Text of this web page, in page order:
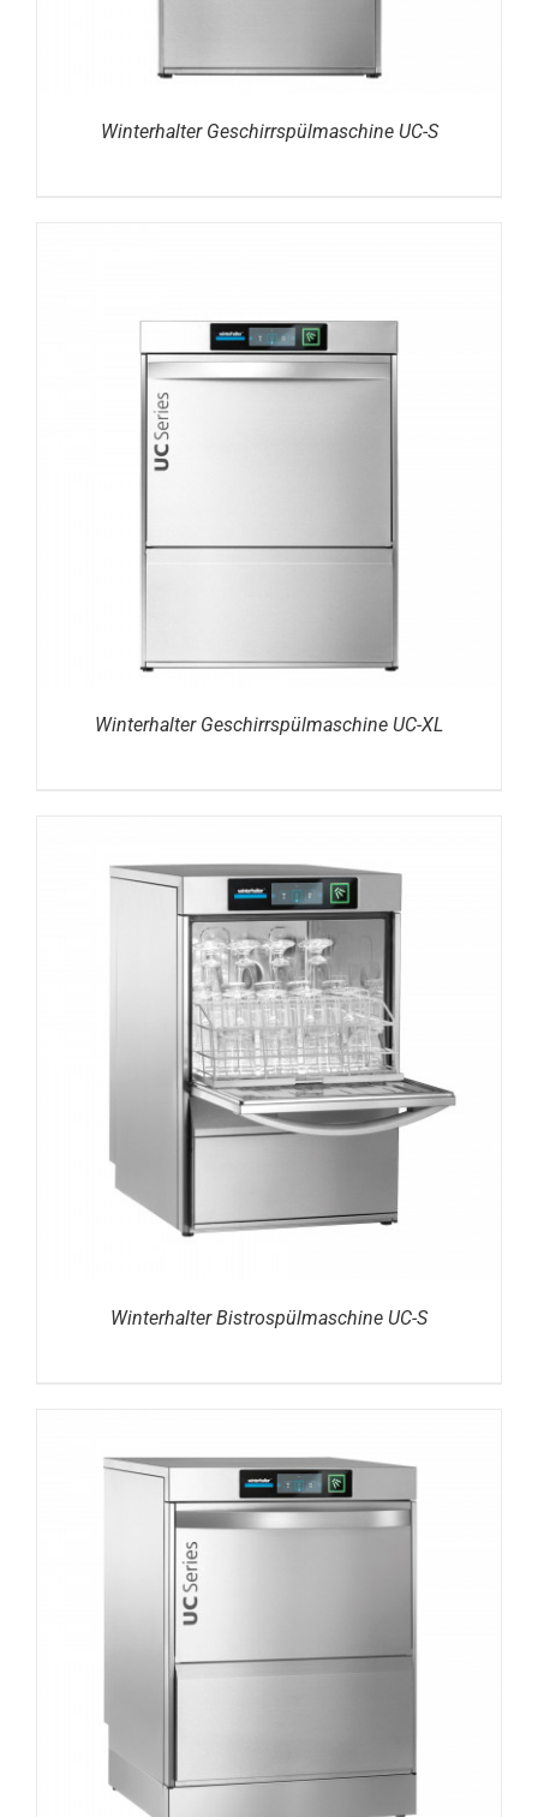
Winterhalter Geschirrspülmaschine UC-S
Winterhalter Geschirrspülmaschine UC-XL
DETAILS
Winterhalter Bistrospülmaschine UC-S